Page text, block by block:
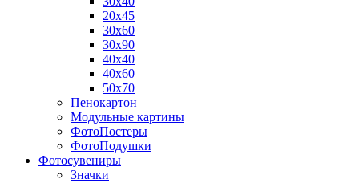
20х45
30х60
30х90
40х40
40х60
50х70
Пенокартон
Модульные картины
ФотоПостеры
ФотоПодушки
Фотоcувениры
Значки